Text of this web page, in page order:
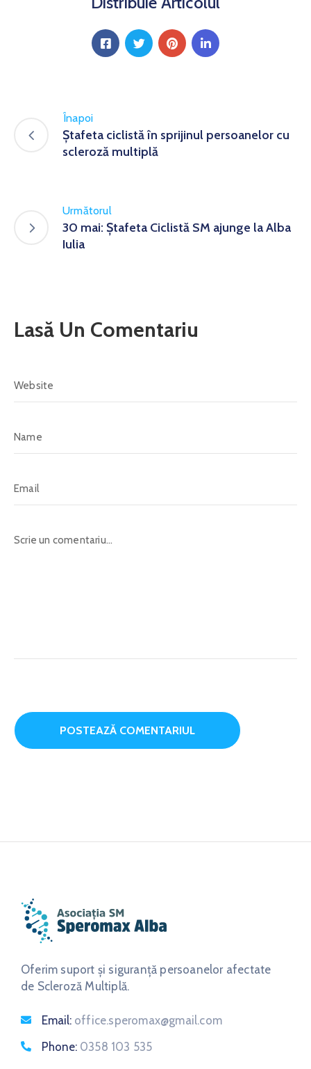
Înapoi
Ștafeta ciclistă în sprijinul persoanelor cu
scleroză multiplă
Următorul
30 mai: Ștafeta Ciclistă SM ajunge la Alba
Iulia
Lasă Un Comentariu
Oferim suport și siguranță persoanelor afectate
de Scleroză Multiplă.
Email: office.speromax@gmail.com
Phone: 0358 103 535